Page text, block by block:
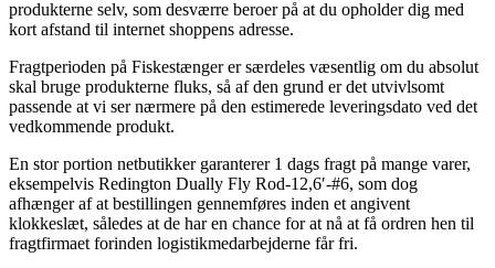
produkterne selv, som desværre beroer på at du opholder dig med
kort afstand til internet shoppens adresse.
Fragtperioden på Fiskestænger er særdeles væsentlig om du absolut
skal bruge produkterne fluks, så af den grund er det utvivlsomt
passende at vi ser nærmere på den estimerede leveringsdato ved det
vedkommende produkt.
En stor portion netbutikker garanterer 1 dags fragt på mange varer,
eksempelvis Redington Dually Fly Rod-12,6′-#6, som dog
afhænger af at bestillingen gennemføres inden et angivent
klokkeslæt, således at de har en chance for at nå at få ordren hen til
fragtfirmaet forinden logistikmedarbejderne får fri.